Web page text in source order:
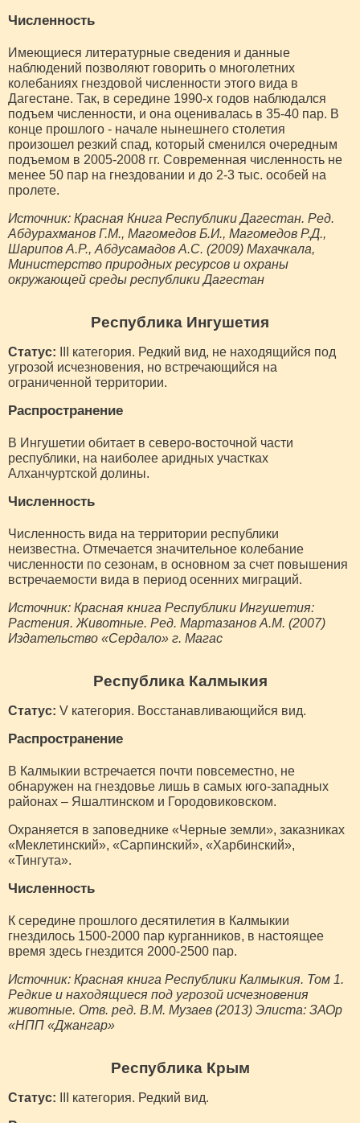
Численность
Имеющиеся литературные сведения и данные
наблюдений позволяют говорить о многолетних
колебаниях гнездовой численности этого вида в
Дагестане. Так, в середине 1990-х годов наблюдался
подъем численности, и она оценивалась в 35-40 пар. В
конце прошлого - начале нынешнего столетия
произошел резкий спад, который сменился очередным
подъемом в 2005-2008 гг. Современная численность не
менее 50 пар на гнездовании и до 2-3 тыс. особей на
пролете.
Источник: Красная Книга Республики Дагестан. Ред.
Абдурахманов Г.М., Магомедов Б.И., Магомедов Р.Д.,
Шарипов А.Р., Абдусамадов А.С. (2009) Махачкала,
Министерство природных ресурсов и охраны
окружающей среды республики Дагестан
Республика Ингушетия
Статус: III категория. Редкий вид, не находящийся под
угрозой исчезновения, но встречающийся на
ограниченной территории.
Распространение
В Ингушетии обитает в северо-восточной части
республики, на наиболее аридных участках
Алханчуртской долины.
Численность
Численность вида на территории республики
неизвестна. Отмечается значительное колебание
численности по сезонам, в основном за счет повышения
встречаемости вида в период осенних миграций.
Источник: Красная книга Республики Ингушетия:
Растения. Животные. Ред. Мартазанов А.М. (2007)
Издательство «Сердало» г. Магас
Республика Калмыкия
Статус: V категория. Восстанавливающийся вид.
Распространение
В Калмыкии встречается почти повсеместно, не
обнаружен на гнездовье лишь в самых юго-западных
районах – Яшалтинском и Городовиковском.
Охраняется в заповеднике «Черные земли», заказниках
«Меклетинский», «Сарпинский», «Харбинский»,
«Тингута».
Численность
К середине прошлого десятилетия в Калмыкии
гнездилось 1500-2000 пар курганников, в настоящее
время здесь гнездится 2000-2500 пар.
Источник: Красная книга Республики Калмыкия. Том 1.
Редкие и находящиеся под угрозой исчезновения
животные. Отв. ред. В.М. Музаев (2013) Элиста: ЗАОр
«НПП «Джангар»
Республика Крым
Статус: III категория. Редкий вид.